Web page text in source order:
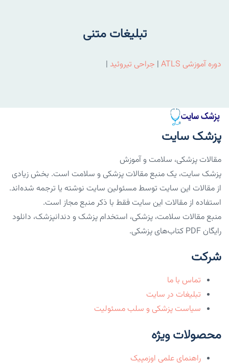
تبلیغات متنی
دوره آموزشی ATLS | جراحی تیروئید |
پزشک سایت
مقالات پزشکی، سلامت و آموزش
پزشک سایت، یک منبع مقالات پزشکی و سلامت است. بخش زیادی
از مقالات این سایت توسط مسئولین سایت نوشته یا ترجمه شده‌اند.
استفاده از مقالات این سایت فقط با ذکر منبع مجاز است.
منبع مقالات سلامت، پزشکی، استخدام پزشک و دندانپزشک، دانلود
رایگان PDF کتاب‌های پزشکی.
شرکت
تماس با ما
تبلیغات در سایت
سیاست پزشکی و سلب مسئولیت
محصولات ویژه
راهنمای علمی اوزمپیک